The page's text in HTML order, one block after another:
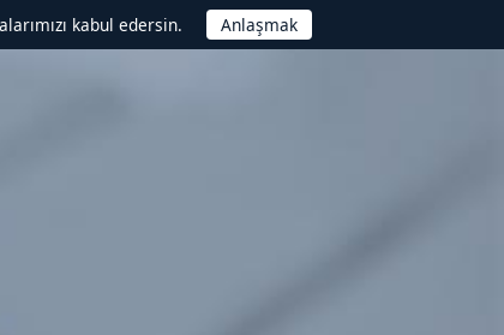
kabul edersin.